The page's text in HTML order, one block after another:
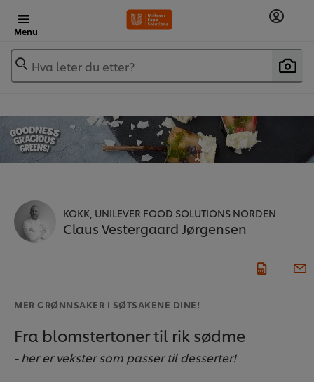
Menu
Hva leter du etter?
KOKK, UNILEVER FOOD SOLUTIONS NORDEN
Claus Vestergaard Jørgensen
MER GRØNNSAKER I SØTSAKENE DINE!
Fra blomstertoner til rik sødme
- her er vekster som passer til desserter!